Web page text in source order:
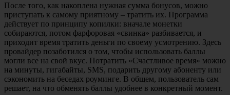
После того, как накоплена нужная сумма бонусов, можно
приступать к самому приятному – тратить их. Программа
действует по принципу копилки: вначале монетки
собираются, потом фарфоровая «свинка» разбивается, и
приходит время тратить деньги по своему усмотрению. Здесь
провайдер позаботился о том, чтобы использовать баллы
могли все на свой вкус. Потратить «Счастливое время» можно
на минуты, гигабайты, SMS, подарить другому абоненту или
сэкономить на беседах роуминге. В общем, пользователь сам
решает, на что обменять баллы удобнее в конкретный момент.